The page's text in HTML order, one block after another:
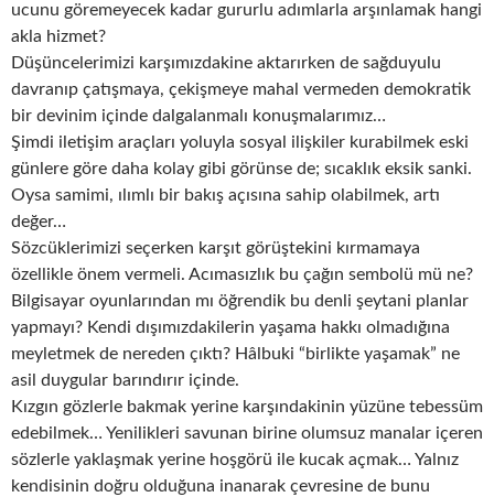
ucunu göremeyecek kadar gururlu adımlarla arşınlamak hangi
akla hizmet?
Düşüncelerimizi karşımızdakine aktarırken de sağduyulu
davranıp çatışmaya, çekişmeye mahal vermeden demokratik
bir devinim içinde dalgalanmalı konuşmalarımız…
Şimdi iletişim araçları yoluyla sosyal ilişkiler kurabilmek eski
günlere göre daha kolay gibi görünse de; sıcaklık eksik sanki.
Oysa samimi, ılımlı bir bakış açısına sahip olabilmek, artı
değer…
Sözcüklerimizi seçerken karşıt görüştekini kırmamaya
özellikle önem vermeli. Acımasızlık bu çağın sembolü mü ne?
Bilgisayar oyunlarından mı öğrendik bu denli şeytani planlar
yapmayı? Kendi dışımızdakilerin yaşama hakkı olmadığına
meyletmek de nereden çıktı? Hâlbuki “birlikte yaşamak” ne
asil duygular barındırır içinde.
Kızgın gözlerle bakmak yerine karşındakinin yüzüne tebessüm
edebilmek… Yenilikleri savunan birine olumsuz manalar içeren
sözlerle yaklaşmak yerine hoşgörü ile kucak açmak… Yalnız
kendisinin doğru olduğuna inanarak çevresine de bunu